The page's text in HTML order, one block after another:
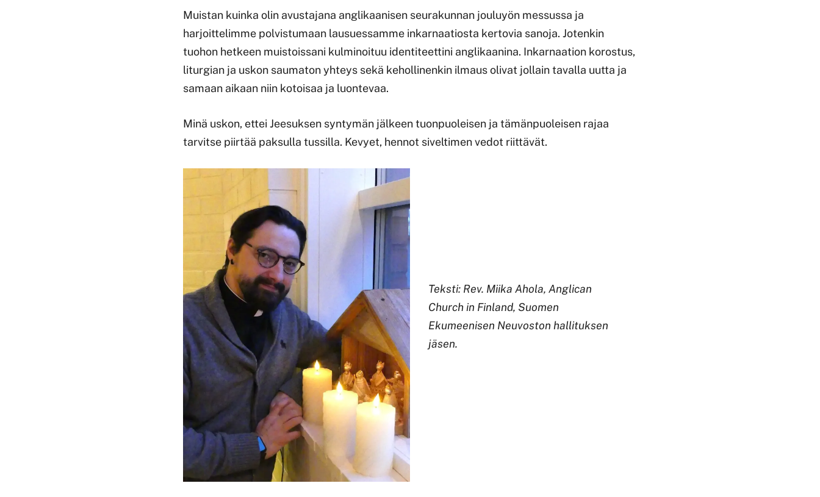
Muistan kuinka olin avustajana anglikaanisen seurakunnan jouluyön messussa ja
harjoittelimme polvistumaan lausuessamme inkarnaatiosta kertovia sanoja. Jotenkin
tuohon hetkeen muistoissani kulminoituu identiteettini anglikaanina. Inkarnaation korostus,
liturgian ja uskon saumaton yhteys sekä kehollinenkin ilmaus olivat jollain tavalla uutta ja
samaan aikaan niin kotoisaa ja luontevaa.
Minä uskon, ettei Jeesuksen syntymän jälkeen tuonpuoleisen ja tämänpuoleisen rajaa
tarvitse piirtää paksulla tussilla. Kevyet, hennot siveltimen vedot riittävät.
Teksti: Rev. Miika Ahola, Anglican
Church in Finland, Suomen
Ekumeenisen Neuvoston hallituksen
jäsen.